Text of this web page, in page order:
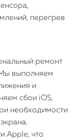
перегрев
ремонт
выполняем
и
сбои iOS,
необходимости
Apple, что